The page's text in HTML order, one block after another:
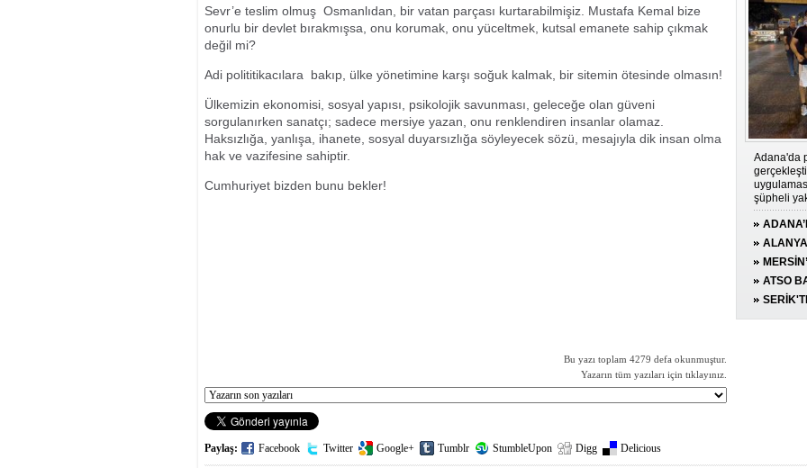
Sevr’e teslim olmuş Osmanlıdan, bir vatan parçası kurtarabilmişiz. Mustafa Kemal bize
onurlu bir devlet bırakmışsa, onu korumak, onu yüceltmek, kutsal emanete sahip çıkmak
değil mi?
Adi polititikacılara bakıp, ülke yönetimine karşı soğuk kalmak, bir sitemin ötesinde olmasın!
Ülkemizin ekonomisi, sosyal yapısı, psikolojik savunması, geleceğe olan güveni
sorgulanırken sanatçı; sadece mersiye yazan, onu renklendiren insanlar olamaz.
Haksızlığa, yanlışa, ihanete, sosyal duyarsızlığa söyleyecek sözü, mesajıyla dik insan olma
hak ve vazifesine sahiptir.
Cumhuriyet bizden bunu bekler!
Bu yazı toplam 4279 defa okunmuştur.
Yazarın tüm yazıları için tıklayınız.
Paylaş: Facebook Twitter Google+ Tumblr StumbleUpon Digg Delicious
Adana'da
şüpheli
KESİLDİ
190
ATSO